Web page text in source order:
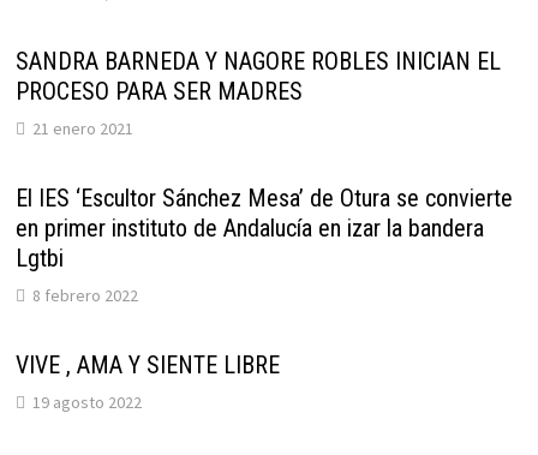
SANDRA BARNEDA Y NAGORE ROBLES INICIAN EL
PROCESO PARA SER MADRES
21 enero 2021
El IES ‘Escultor Sánchez Mesa’ de Otura se convierte
en primer instituto de Andalucía en izar la bandera
Lgtbi
8 febrero 2022
VIVE , AMA Y SIENTE LIBRE
19 agosto 2022